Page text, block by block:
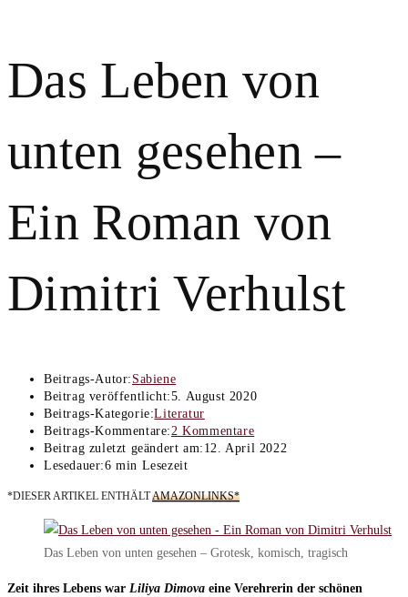
Das Leben von
unten gesehen –
Ein Roman von
Dimitri Verhulst
Beitrags-Autor: Sabiene
Beitrag veröffentlicht:5. August 2020
Beitrags-Kategorie:Literatur
Beitrags-Kommentare:2 Kommentare
Beitrag zuletzt geändert am: 12. April 2022
Lesedauer:6 min Lesezeit
*DIESER ARTIKEL ENTHÄLTAMAZONLINKS*
Das Leben von unten gesehen – Grotesk, komisch, tragisch
Zeit ihres Lebens war Liliya Dimova eine Verehrerin der schönen